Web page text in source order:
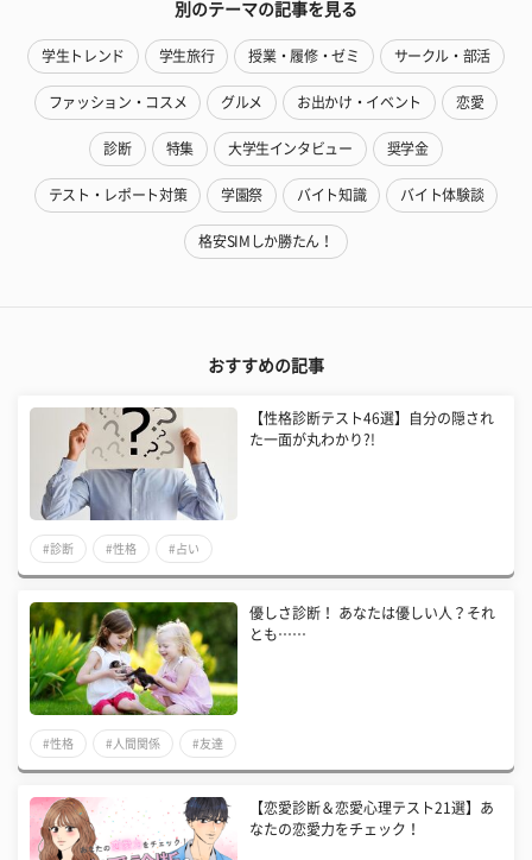
別のテーマの記事を見る
学生トレンド 学生旅行 授業・履修・ゼミ サークル・部活
ファッション・コスメ グルメ お出かけ・イベント 恋愛
診断 特集 大学生インタビュー 奨学金
テスト・レポート対策 学園祭 バイト知識 バイト体験談
格安SIMしか勝たん！
おすすめの記事
【性格診断テスト46選】自分の隠され
た一面が丸わかり?!
#診断 #性格 #占い
優しさ診断！ あなたは優しい人？それ
とも……
#性格 #人間関係 #友達
【恋愛診断＆恋愛心理テスト21選】あ
なたの恋愛力をチェック！